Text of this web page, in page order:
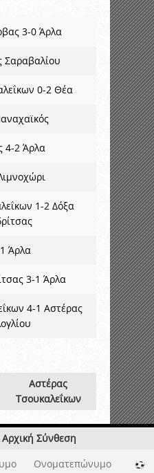
3-0 Άρλα
Σαραβαλίου
0-2 Θέα
4-2 Άρλα
1-2 Δόξα
Άρλα
3-1 Άρλα
4-1 Αστέρας
Αστέρας
Τσουκαλεΐκων
Αρχική Σύνθεση
Ονοματεπώνυμο